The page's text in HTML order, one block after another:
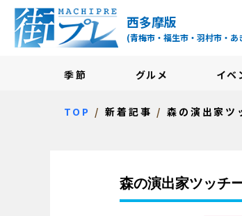
街プレ -東京
西多摩版
(青梅市・福生市・羽村市・
季節 グルメ イベ
TOP 新着記事 森の演出家
森の演出家ツッチ